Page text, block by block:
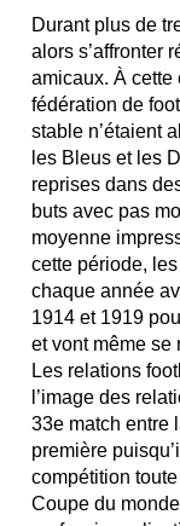
Durant plus de
alors s’affronter
amicaux. À cette
fédération de
stable n’étaient
les Bleus et les
reprises dans
buts avec pas
moyenne
cette période,
chaque année
1914 et 1919
et vont même se
Les relations
l’image des
33e match entre
première
compétition
Coupe du